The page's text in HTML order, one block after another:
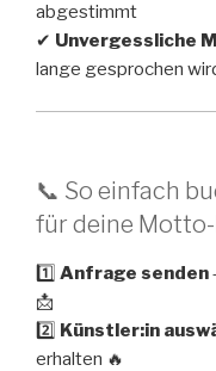
abgestimmt
✔ Unvergessliche
lange gesprochen
📞 So einfach
für deine
1️⃣ Anfrage senden
📩
2️⃣ Künstler:in
erhalten 🔥